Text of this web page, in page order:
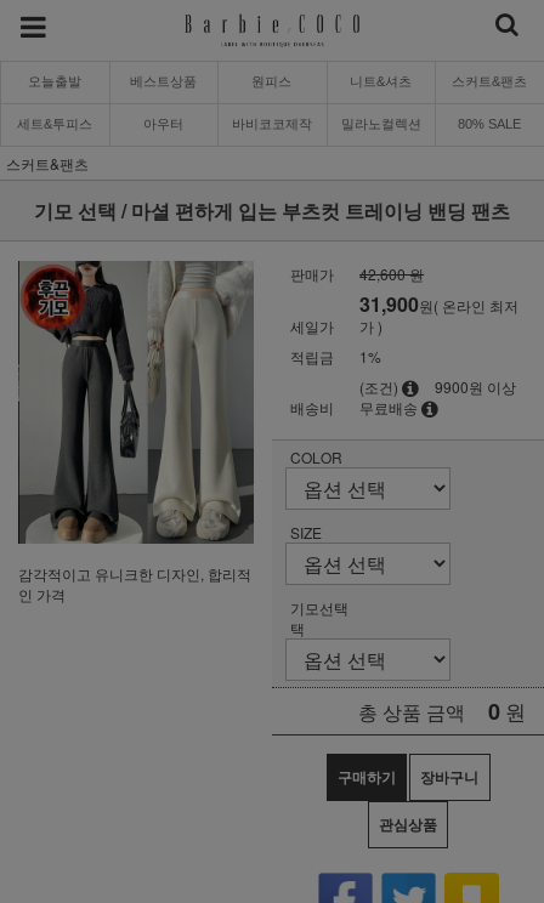
오늘출발 베스트상품 원피스 니트&셔츠 스커트&팬츠
세트&투피스 아우터 바비코코제작 밀라노컬렉션 80% SALE
스커트&팬츠
기모 선택 / 마셜 편하게 입는 부츠컷 트레이닝 밴딩 팬츠
감각적이고 유니크한 디자인, 합리적
인 가격
판매가 42,600 원
세일가
31,900원( 온라인 최저
가 )
적립금
1%
배송비
(조건)
9900원 이상
무료배송
COLOR
SIZE
기모선택
택
총 상품 금액 0 원
구매하기 장바구니
관심상품